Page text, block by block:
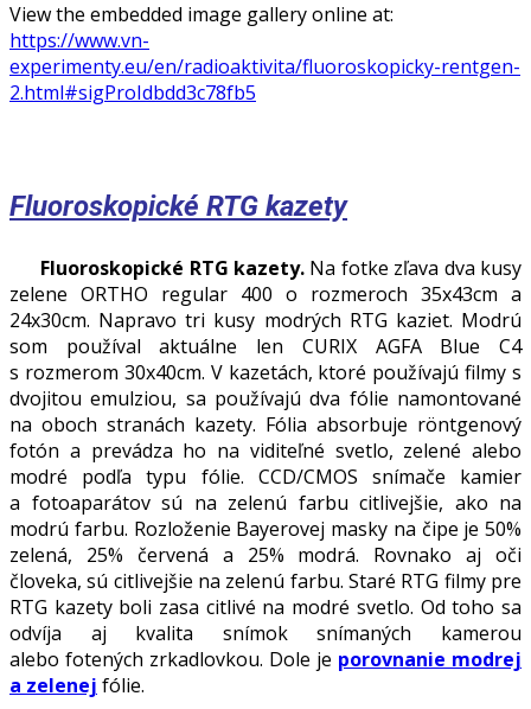
View the embedded image gallery online at:
https://www.vn-
experimenty.eu/en/radioaktivita/fluoroskopicky-rentgen-
2.html#sigProIdbdd3c78fb5
Fluoroskopické RTG kazety
Fluoroskopické RTG kazety. Na fotke zľava dva kusy
zelene ORTHO regular 400 o rozmeroch 35x43cm a
24x30cm. Napravo tri kusy modrých RTG kaziet. Modrú
som používal aktuálne len CURIX AGFA Blue C4
s rozmerom 30x40cm. V kazetách, ktoré používajú filmy s
dvojitou emulziou, sa používajú dva fólie namontované
na oboch stranách kazety. Fólia absorbuje röntgenový
fotón a prevádza ho na viditeľné svetlo, zelené alebo
modré podľa typu fólie. CCD/CMOS snímače kamier
a fotoaparátov sú na zelenú farbu citlivejšie, ako na
modrú farbu. Rozloženie Bayerovej masky na čipe je 50%
zelená, 25% červená a 25% modrá. Rovnako aj oči
človeka, sú citlivejšie na zelenú farbu. Staré RTG filmy pre
RTG kazety boli zasa citlivé na modré svetlo. Od toho sa
odvíja aj kvalita snímok snímaných kamerou
alebo fotených zrkadlovkou. Dole je porovnanie modrej
a zelenej fólie.